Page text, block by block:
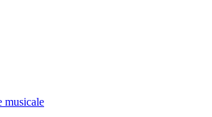
musicale